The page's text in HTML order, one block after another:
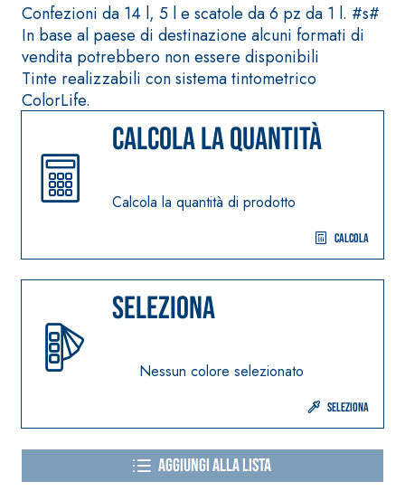
Confezioni da 14 l, 5 l e scatole da 6 pz da 1 l. #s#
In base al paese di destinazione alcuni formati di
vendita potrebbero non essere disponibili
Tinte realizzabili con sistema tintometrico
ColorLife.
Calcola la quantità
Calcola la quantità di prodotto
Calcola
Seleziona
Nessun colore selezionato
Seleziona
Aggiungi alla lista
GEOACTIVE R4 40
Malta rapida
contenente speciali
leganti
solfatoresistenti,
polimero-modificata,
tixotropica,
fibrorinforzata, per la
passivazione,
riparazione, rasatura
strutture in
calcestruzzo
FASSAFLOOR LA
Lisciatura
autolivellante a
ad alta
termica per la
basso spessore in
Sistema ISOLAMENTO
TERMICO FASSATHERM
COLLANTI E RASANTI
alleggerito, fibrato,
con calce idraulica
naturale NHL 3,5 e